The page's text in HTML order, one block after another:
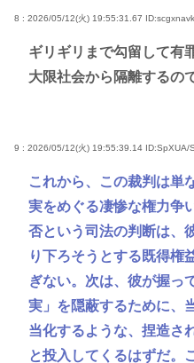
8 : 2026/05/12(火) 19:55:31.67
ギリギリまで勾留して有
大限社会から隔離するの
9 : 2026/05/12(火) 19:55:39.14 ID:SpXUA/
これから、この裁判は単
実をめぐる凄惨な権力争
否という司法の判断は、
り下ろそうとする既得権
ぎない。次は、彼が握っ
実」を隠蔽するために、
当化するような、捏造さ
と投入してくるはずだ。